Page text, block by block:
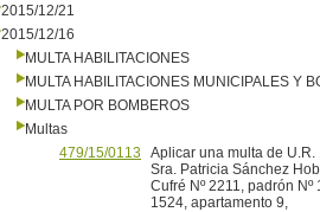
2015/12/21
2015/12/16
MULTA HABILITACIONES
MULTA HABILITACIONES MUNICIPALES Y
MULTA POR BOMBEROS
Multas
479/15/0113
Aplicar una multa de
Sra. Patricia Sánchez
Cufré Nº 2211, padrón
1524, apartamento 9,